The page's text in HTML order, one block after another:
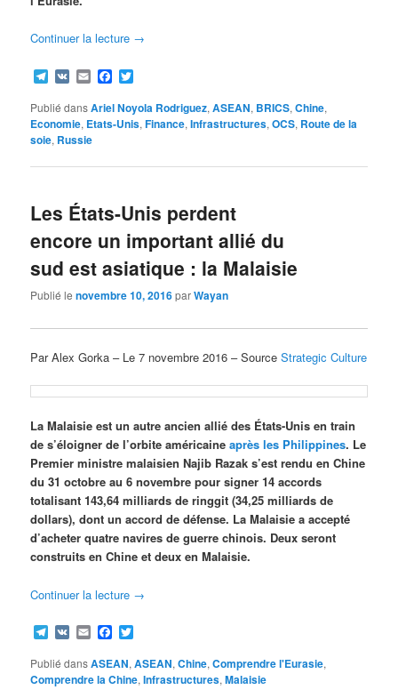
Continuer la lecture →
Telegram
VK EmailFacebook
Publié dansAriel Noyola Rodriguez,ASEAN, BRICS,Chine,
Economie, Etats-Unis,Finance,Infrastructures,OCS, Route de la
soie, Russie
Les États-Unis perdent
encore un important allié du
sud est asiatique : la Malaisie
Publié lenovembre 10, 2016parWayan
Par Alex Gorka – Le 7 novembre 2016 – SourceStrategic Culture
La Malaisie est un autre ancien allié des États-Unis en train
de s’éloigner de l’orbite américaineaprès les Philippines. Le
Premier ministre malaisien Najib Razak s’est rendu en Chine
du 31 octobre au 6 novembre pour signer 14 accords
totalisant 143,64 milliards de ringgit (34,25 milliards de
dollars), dont un accord de défense. La Malaisie a accepté
d’acheter quatre navires de guerre chinois. Deux seront
construits en Chine et deux en Malaisie.
Continuer la lecture →
Telegram
VK EmailFacebook
Publié dansASEAN,ASEAN,Chine,Comprendre l'Eurasie,
Comprendre la Chine,Infrastructures,Malaisie